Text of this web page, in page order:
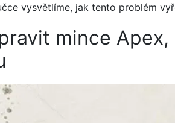
vysvětlíme, jak tento problém
mince